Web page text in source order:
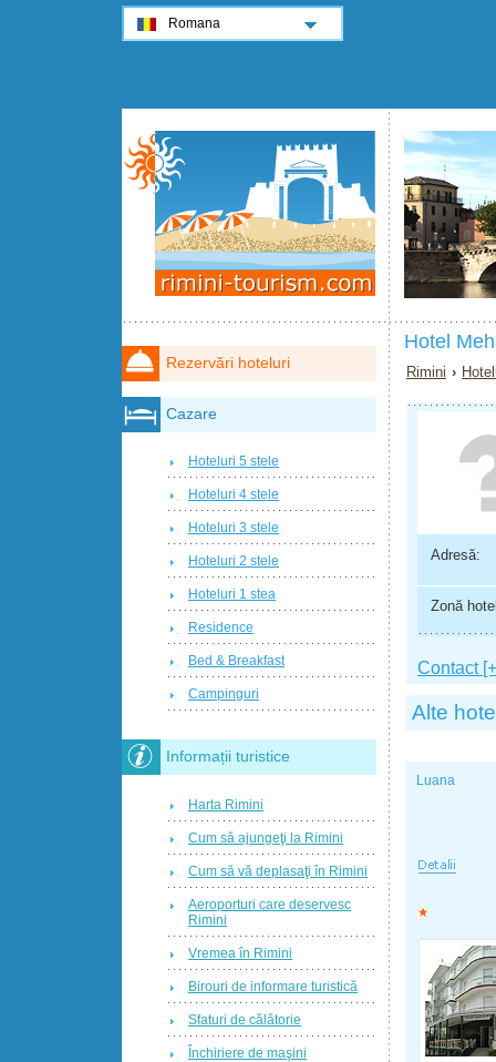
Hotel
Rimini ›
Adresă:
Zonă
Contact
Alte
Luana
Rezervări hoteluri
Cazare
Hoteluri 5 stele
Hoteluri 4 stele
Hoteluri 3 stele
Hoteluri 2 stele
Hoteluri 1 stea
Residence
Bed & Breakfast
Campinguri
Informații turistice
Harta Rimini
Cum să ajungeţi la Rimini
Cum să vă deplasaţi în Rimini
Aeroporturi care deservesc
Rimini
Vremea în Rimini
Birouri de informare turistică
Sfaturi de călătorie
Închiriere de maşini
Romana